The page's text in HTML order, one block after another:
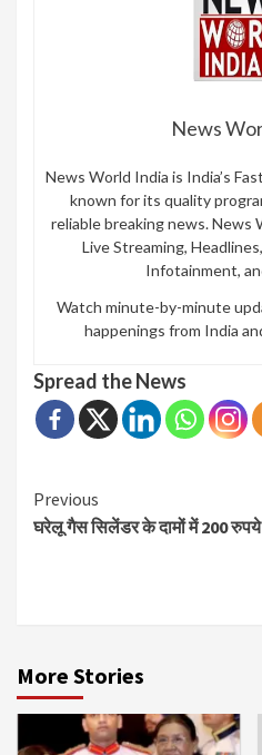
News
News World India is India’s
known for its quality
reliable breaking news. News
Live Streaming,
Infotainment,
Watch minute-by-minute
happenings from India
Spread the News
Continue
Reading
Previous
घरेलू गैस सिलेंडर के दामों में 200 रुपये
More Stories